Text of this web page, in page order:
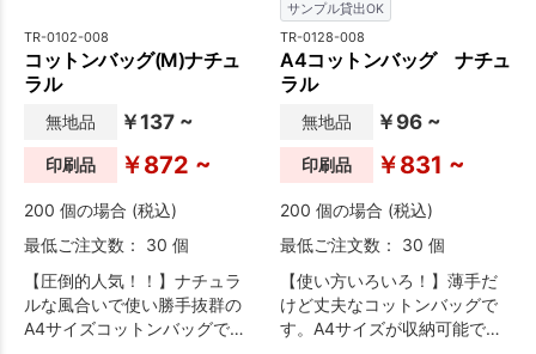
TR-0102-008
コットンバッグ(M)ナチュ
ラル
無地品 ￥137 ~
印刷品 ￥872 ~
200 個の場合 (税込)
最低ご注文数： 30 個
【圧倒的人気！！】ナチュラ
ルな風合いで使い勝手抜群の
A4サイズコットンバッグで
サンプル貸出OK
TR-0128-008
A4コットンバッグ ナチュ
ラル
無地品 ￥96 ~
印刷品 ￥831 ~
200 個の場合 (税込)
最低ご注文数： 30 個
【使い方いろいろ！】薄手だ
けど丈夫なコットンバッグで
す。A4サイズが収納可能で、